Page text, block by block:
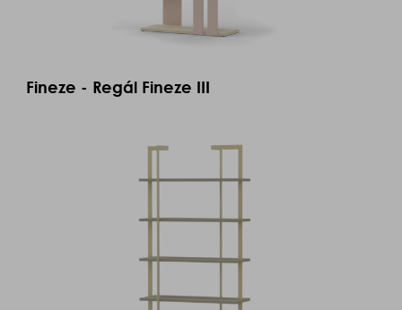
Fineze - Regál Fineze III